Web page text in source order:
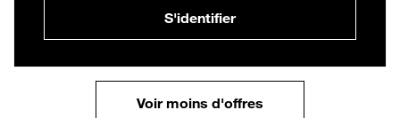
S'identifier
Voir moins d'offres